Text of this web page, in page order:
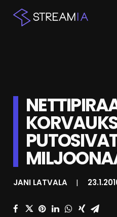
STREAMIT
KESKUSTELU
SHOP
HAKU
JANI LATVALA |